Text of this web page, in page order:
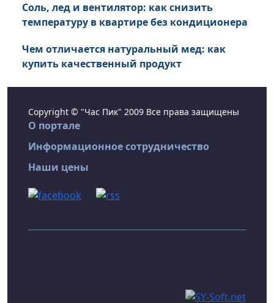
Соль, лед и вентилятор: как снизить
температуру в квартире без кондиционера
Чем отличается натуральный мед: как
купить качественный продукт
Copyright © "Час Пик" 2009 Все права защищены
О портале
Информационное сотрудничество
Наши цены